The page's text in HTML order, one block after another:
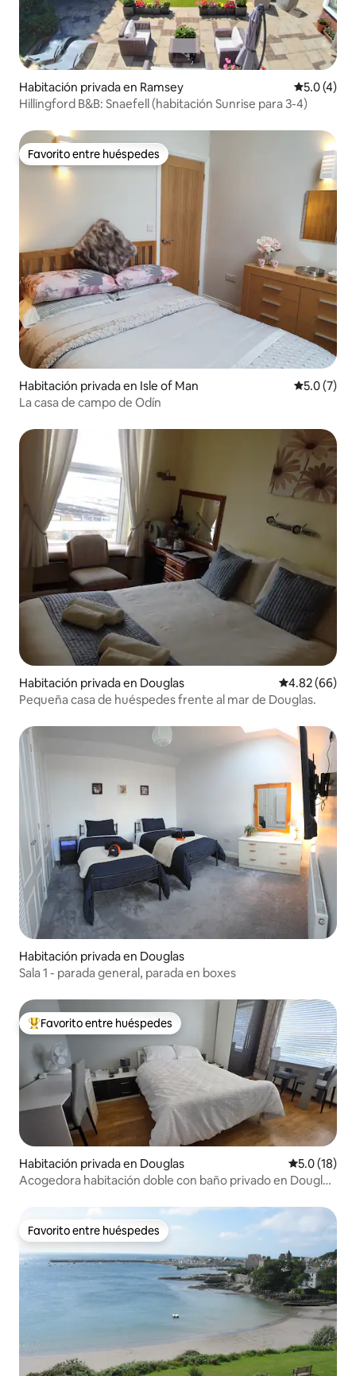
Habitación privada en Ramsey
5.0 (4)
Hillingford B&B: Snaefell (habitación Sunrise para 3-4)
Favorito entre huéspedes
Favorito entre huéspedes
Habitación privada en Isle of Man
5.0 (7)
La casa de campo de Odín
Habitación privada en Douglas Calificación
4.82 (66)
Pequeña casa de huéspedes frente al mar de Douglas.
Habitación privada en Douglas
Sala 1 - parada general, parada en boxes
Favorito entre huéspedes preferido
Favorito entre huéspedes
Habitación privada en Douglas Calificación
5.0 (18)
Acogedora habitación doble con baño privado en Douglas
Favorito entre huéspedes
Favorito entre huéspedes